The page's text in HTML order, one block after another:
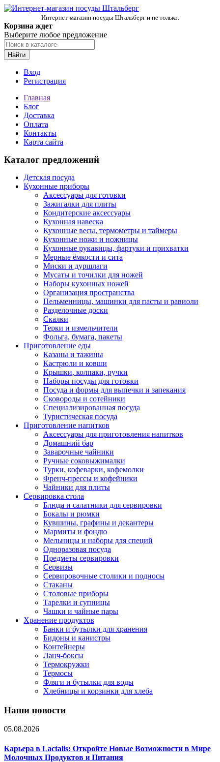
Интернет-магазин посуды Штальберг и не только.
Корзина ждет
Выберите любое предложение
Найти
Вход
Регистрация
Главная
Блог
Доставка
Оплата
Контакты
Карта сайта
Каталог предложений
Детская посуда
Кухонные приборы
Аксессуары для готовки
Зажигалки для плиты
Кондитерские аксессуары
Кухонная навеска
Кухонные весы, термометры и таймеры
Кухонные ножи и ножницы
Кухонные рукавицы, фартуки и прихватки
Мерные ёмкости и сита
Миски и дуршлаги
Мусаты и точилки для ножей
Наборы кухонных ножей
Организация пространства
Пельменницы, машинки для пасты и равиоли
Разделочные доски
Скалки
Терки и измельчители
Фольга, бумага, пакеты
Приготовление еды
Казаны и тажины
Кастрюли и ковши
Крышки, колпаки, ручки
Наборы посуды для готовки
Посуда и формы для выпечки и запекания
Сковороды и сотейники
Специализированная посуда
Туристическая посуда
Приготовление напитков
Аксессуары для приготовления напитков
Домашний бар
Заварочные чайники
Ручные соковыжималки
Турки, кофеварки, кофемолки
Френч-прессы и кофейники
Чайники для плиты
Сервировка стола
Блюда и салатники для сервировки
Бокалы и рюмки
Кувшины, графины и декантеры
Мармиты и фондю
Мельницы и наборы для специй
Одноразовая посуда
Предметы сервировки
Сервизы
Сервировочные столики и подносы
Стаканы
Столовые приборы
Тарелки и супницы
Чашки и чайные пары
Хранение продуктов
Банки и бутылки для хранения
Бидоны и канистры
Контейнеры
Ланч-боксы
Термокружки
Термосы
Фляги и бутылки для воды
Хлебницы и корзинки для хлеба
Наши новости
05.08.2026
Карьера в Lactalis: Откройте Новые Возможности в Мире
Молочных Продуктов и Питания